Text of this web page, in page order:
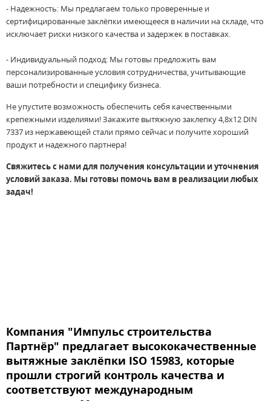
- Надежность: Мы предлагаем только проверенные и
сертифицированные заклёпки имеющееся в наличии на складе, что
исключает риски низкого качества и задержек в поставках.
- Индивидуальный подход: Мы готовы предложить вам
персонализированные условия сотрудничества, учитывающие
ваши потребности и специфику бизнеса.
Не упустите возможность обеспечить себя качественными
крепежными изделиями! Закажите вытяжную заклепку 4,8х12 DIN
7337 из нержавеющей стали прямо сейчас и получите хороший
продукт и надежного партнера!
Свяжитесь с нами для получения консультации и уточнения
условий заказа. Мы готовы помочь вам в реализации любых
задач!
Компания "Импульс строительства
Партнёр" предлагает высококачественные
вытяжные заклёпки ISO 15983, которые
прошли строгий контроль качества и
соответствуют международным